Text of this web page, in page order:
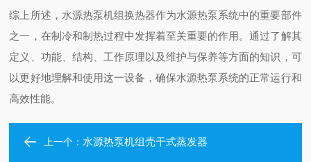
综上所述，水源热泵机组换热器作为水源热泵系统中的重要部件
之一，在制冷和制热过程中发挥着至关重要的作用。通过了解其
定义、功能、结构、工作原理以及维护与保养等方面的知识，可
以更好地理解和使用这一设备，确保水源热泵系统的正常运行和
高效性能。
上一个：水源热泵机组壳干式蒸发器